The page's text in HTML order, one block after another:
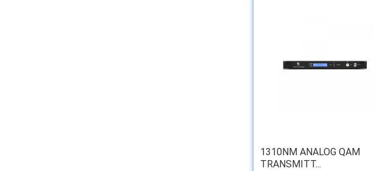
1310NM ANALOG QAM
TRANSMITT...